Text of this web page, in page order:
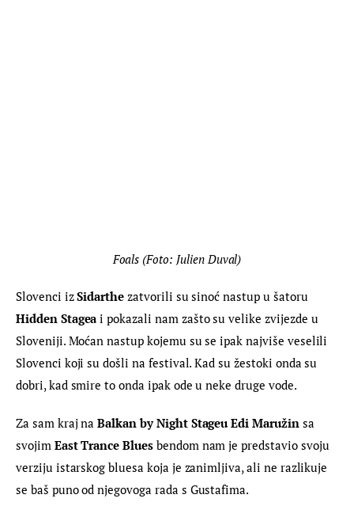
Foals (Foto: Julien Duval)
Slovenci iz Sidarthe zatvorili su sinoć nastup u šatoru
Hidden Stagea i pokazali nam zašto su velike zvijezde u
Sloveniji. Moćan nastup kojemu su se ipak najviše veselili
Slovenci koji su došli na festival. Kad su žestoki onda su
dobri, kad smire to onda ipak ode u neke druge vode.
Za sam kraj na Balkan by Night Stageu Edi Maružin sa
svojim East Trance Blues bendom nam je predstavio svoju
verziju istarskog bluesa koja je zanimljiva, ali ne razlikuje
se baš puno od njegovoga rada s Gustafima.